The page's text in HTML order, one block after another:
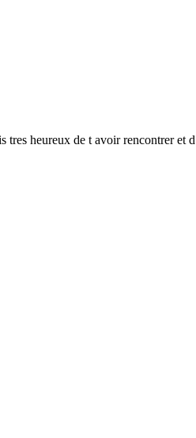
heureux de t avoir rencontrer et